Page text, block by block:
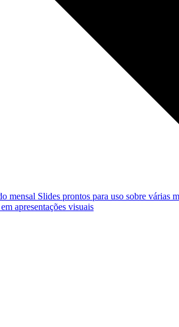
mensal Slides prontos para uso sobre várias
apresentações visuais